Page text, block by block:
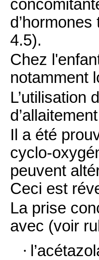
4.5).
Chez
notamment
L’utilisation
Il a été
cyclo-
peuvent
Ceci est
La prise
avec (voir
·